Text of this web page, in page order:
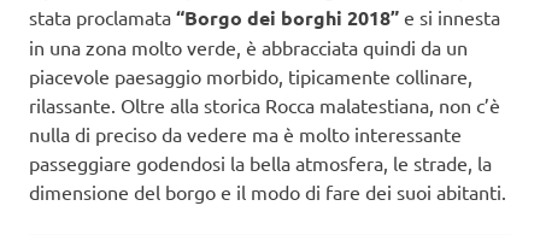
stata proclamata “Borgo dei borghi 2018” e si innesta
in una zona molto verde, è abbracciata quindi da un
piacevole paesaggio morbido, tipicamente collinare,
rilassante. Oltre alla storica Rocca malatestiana, non c’è
nulla di preciso da vedere ma è molto interessante
passeggiare godendosi la bella atmosfera, le strade, la
dimensione del borgo e il modo di fare dei suoi abitanti.